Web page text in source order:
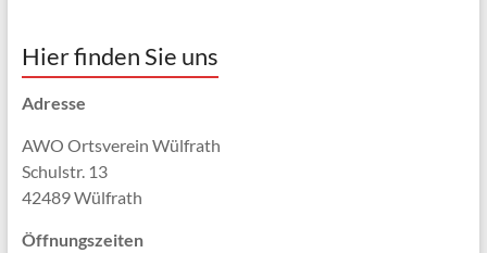
Hier finden Sie uns
Adresse
AWO Ortsverein Wülfrath
Schulstr. 13
42489 Wülfrath
Öffnungszeiten